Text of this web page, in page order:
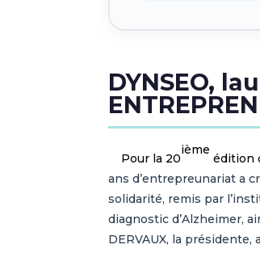
DYNSEO,
Pour la 20
ième
édition
ans d’entrepreunariat a
solidarité, remis par
diagnostic d’Alzheimer,
DERVAUX, la